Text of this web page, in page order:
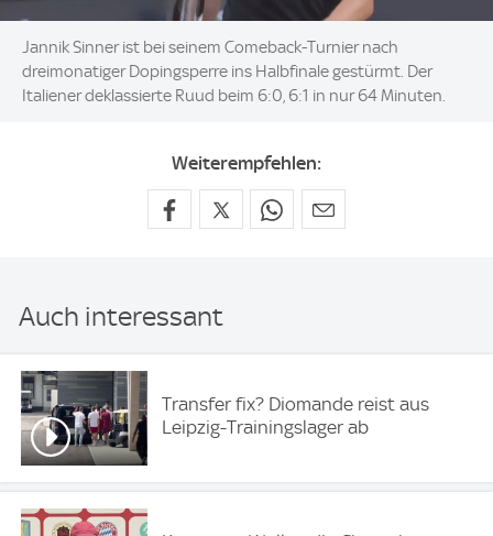
Jannik Sinner ist bei seinem Comeback-Turnier nach
dreimonatiger Dopingsperre ins Halbfinale gestürmt. Der
Italiener deklassierte Ruud beim 6:0, 6:1 in nur 64 Minuten.
Weiterempfehlen:
Auch interessant
Transfer fix? Diomande reist aus
Leipzig-Trainingslager ab